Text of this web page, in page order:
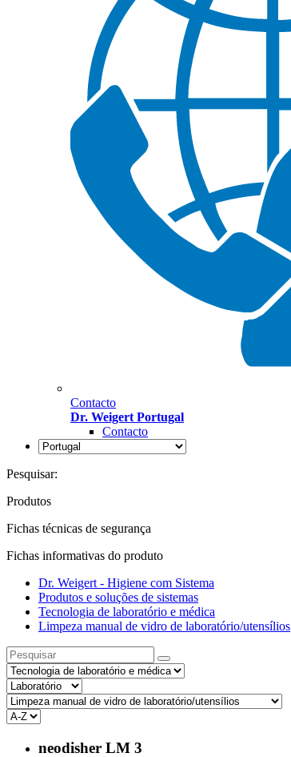
Contacto
Dr. Weigert Portugal
Contacto
Pesquisar:
Produtos
Fichas técnicas de segurança
Fichas informativas do produto
Dr. Weigert - Higiene com Sistema
Produtos e soluções de sistemas
Tecnologia de laboratório e médica
Limpeza manual de vidro de laboratório/utensílios
neodisher LM 3